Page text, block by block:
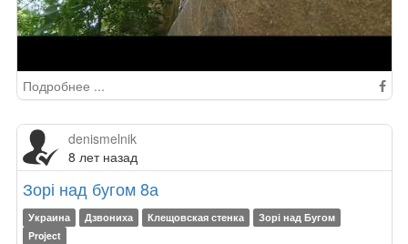
Подробнее ...
denismelnik
8 лет назад
Зорі над бугом 8а
Украина Дзвониха Клещовская стенка
Зорі над Бугом
Project